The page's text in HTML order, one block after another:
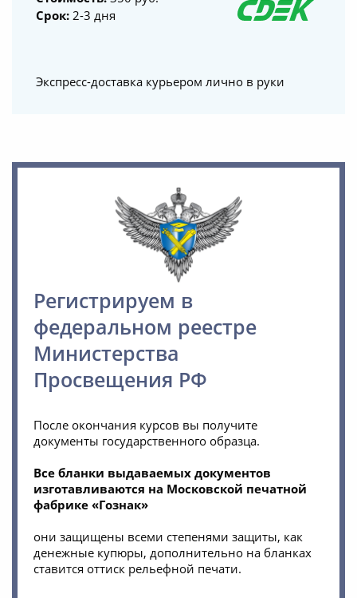
Срок: 2-3 дня
Экспресс-доставка курьером лично в руки
Регистрируем в
федеральном реестре
Министерства
Просвещения РФ
После окончания курсов вы получите
документы государственного образца.
Все бланки выдаваемых документов
изготавливаются на Московской печатной
фабрике «Гознак»
они защищены всеми степенями защиты, как
денежные купюры, дополнительно на бланках
ставится оттиск рельефной печати.